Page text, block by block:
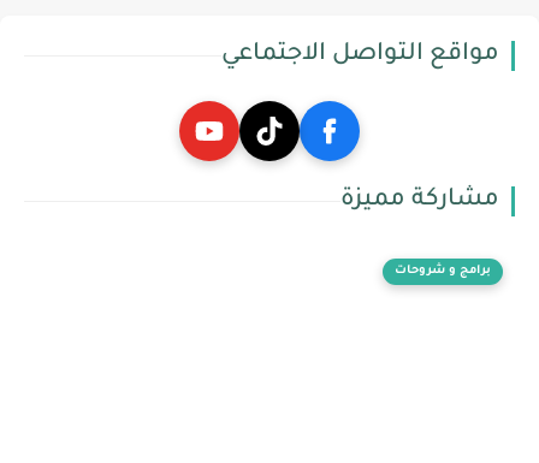
مواقع التواصل الاجتماعي
مشاركة مميزة
برامج و شروحات